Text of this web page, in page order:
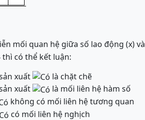
mối quan hệ giữa số lao động (x)
có thể kết luận:
xuất
là chặt chẽ
xuất
là mối liên hệ hàm số
không có mối liên hệ tương quan
có mối liên hệ nghịch